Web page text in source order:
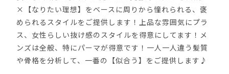
×【なりたい理想】をベースに周りから憧れられる、褒
められるスタイルをご提供します！上品な雰囲気にプラ
ス、女性らしい抜け感のスタイルを得意にしてます！メ
ンズは全般、特にパーマが得意です！一人一人違う髪質
や骨格を分析して、一番の【似合う】をご提供します♪